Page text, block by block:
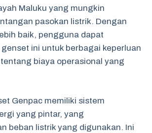
Maluku yang mungkin
pasokan listrik. Dengan
baik, pengguna dapat
ini untuk berbagai keperluan
biaya operasional yang
Genpac memiliki sistem
yang pintar, yang
beban listrik yang digunakan. Ini